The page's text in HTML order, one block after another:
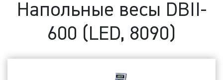
Напольные весы DBII-
600 (LED, 8090)